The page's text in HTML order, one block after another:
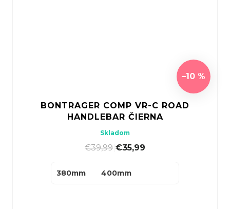
–10 %
BONTRAGER COMP VR-C ROAD
HANDLEBAR ČIERNA
Skladom
€39,99 €35,99
380mm 400mm